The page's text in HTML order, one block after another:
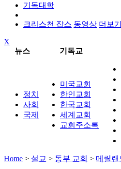
기독대학
크리스천 잡스 동영상 더보기
X
뉴스
기독교
정치
사회
국제
미국교회
한인교회
한국교회
세계교회
교회주소록
Home > 설교 > 동부 교회 > 메릴랜